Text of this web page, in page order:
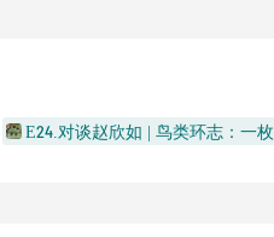
E24.对谈赵欣如 | 鸟类环志：一